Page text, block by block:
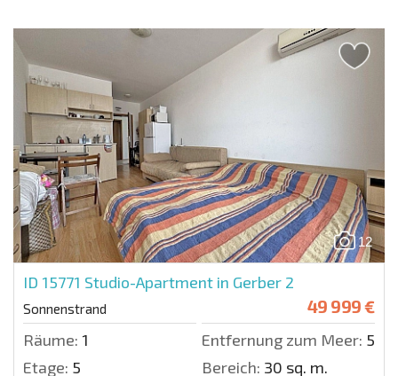
12
ID 15771 Studio-Apartment in Gerber 2
Sonnenstrand 49 999 €
Räume: 1 Entfernung zum Meer: 500
Etage: 5 Bereich: 30 sq. m.